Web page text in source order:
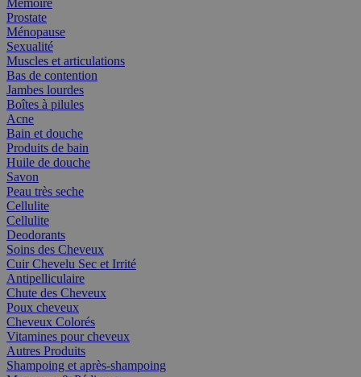
Mémoire
Prostate
Ménopause
Sexualité
Muscles et articulations
Bas de contention
Jambes lourdes
Boîtes à pilules
Acne
Bain et douche
Produits de bain
Huile de douche
Savon
Peau très seche
Cellulite
Cellulite
Deodorants
Soins des Cheveux
Cuir Chevelu Sec et Irrité
Antipelliculaire
Chute des Cheveux
Poux cheveux
Cheveux Colorés
Vitamines pour cheveux
Autres Produits
Shampoing et après-shampoing